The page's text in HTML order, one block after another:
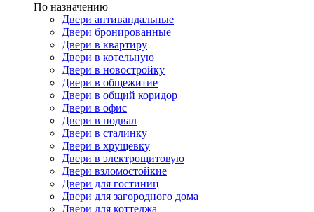
По назначению
Двери антивандальные
Двери бронированные
Двери в квартиру
Двери в котельную
Двери в новостройку
Двери в общежитие
Двери в общий коридор
Двери в офис
Двери в подвал
Двери в сталинку
Двери в хрущевку
Двери в электрощитовую
Двери взломостойкие
Двери для гостиниц
Двери для загородного дома
Двери для коттеджа